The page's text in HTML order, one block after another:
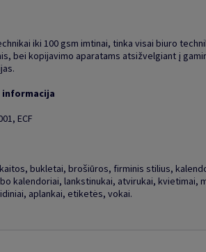
iki 100 gsm imtinai, tinka visai biuro
bei kopijavimo aparatams atsižvelgiant į
informacija
ECF
bukletai, brošiūros, firminis stilius,
kalendoriai, lankstinukai, atvirukai, kvietimai,
aplankai, etiketės, vokai.